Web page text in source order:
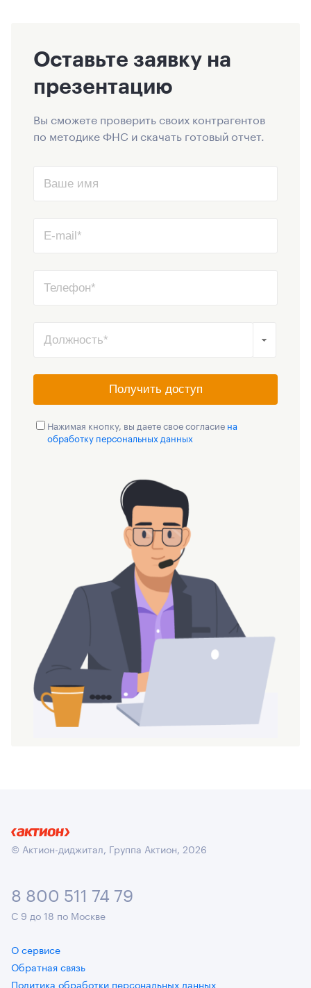
Оставьте заявку на
презентацию
Вы сможете проверить своих контрагентов
по методике ФНС и скачать готовый отчет.
Получить доступ
Нажимая кнопку, вы даете свое согласие на
обработку персональных данных
© Актион-диджитал, Группа Актион, 2026
8 800 511 74 79
С 9 до 18 по Москве
О сервисе
Обратная связь
Политика обработки персональных данных